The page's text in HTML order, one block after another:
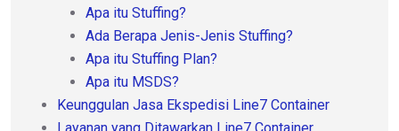
Apa itu Stuffing?
Ada Berapa Jenis-Jenis Stuffing?
Apa itu Stuffing Plan?
Apa itu MSDS?
Keunggulan Jasa Ekspedisi Line7 Container